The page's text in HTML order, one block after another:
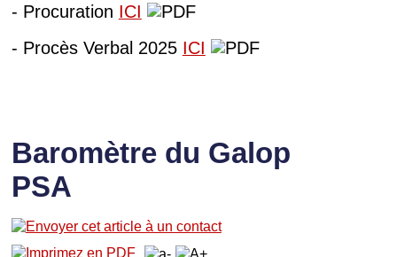
- Procuration ICI
- Procès Verbal 2025 ICI
Baromètre du Galop
PSA